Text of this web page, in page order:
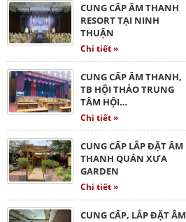
CUNG CẤP ÂM THANH
RESORT TẠI NINH
THUẬN
Chi tiết »
CUNG CẤP ÂM THANH,
TB HỘI THẢO TRUNG
TÂM HỘI…
Chi tiết »
CUNG CẤP LẮP ĐẶT ÂM
THANH QUÁN XƯA
GARDEN
Chi tiết »
CUNG CẤP, LẮP ĐẶT ÂM